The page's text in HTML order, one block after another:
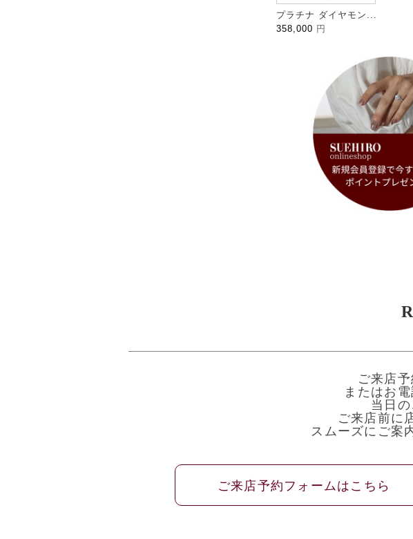
プラチナ ダイヤモン...
358,000 円
ご来店
またはお
当日の
ご来店前に
スムーズにご案
ご来店予約フォームはこちら